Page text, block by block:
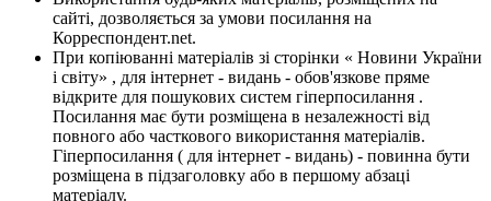
сайті, дозволяється за умови посилання на
Корреспондент.net.
При копіюванні матеріалів зі сторінки « Новини України
і світу» , для інтернет - видань - обов'язкове пряме
відкрите для пошукових систем гіперпосилання .
Посилання має бути розміщена в незалежності від
повного або часткового використання матеріалів.
Гіперпосилання ( для інтернет - видань) - повинна бути
розміщена в підзаголовку або в першому абзаці
матеріалу.